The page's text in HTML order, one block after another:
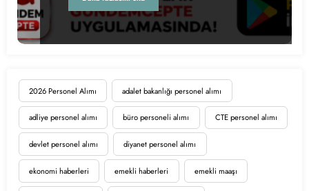
2026 Personel Alımı adalet bakanlığı personel alımı
adliye personel alımı büro personeli alımı CTE personel alımı
devlet personel alımı diyanet personel alımı
ekonomi haberleri emekli haberleri emekli maaşı